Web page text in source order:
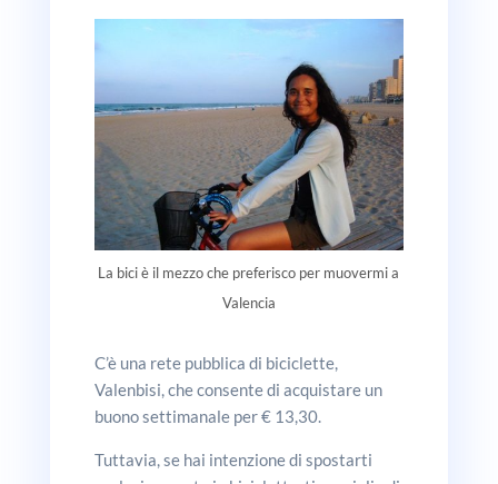
La bici è il mezzo che preferisco per muovermi a
Valencia
C’è una rete pubblica di biciclette,
Valenbisi, che consente di acquistare un
buono settimanale per € 13,30.
Tuttavia, se hai intenzione di spostarti